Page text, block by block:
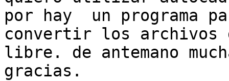
por hay  un programa
convertir los archivos
libre. de antemano
gracias.